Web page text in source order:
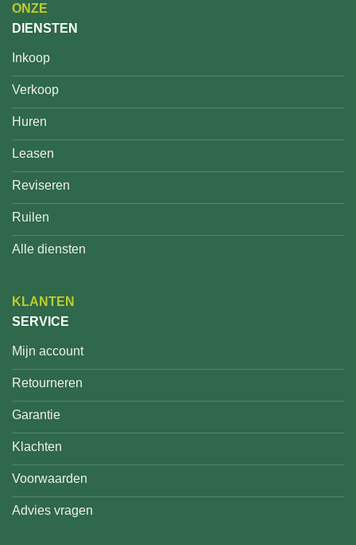
ONZE
DIENSTEN
Inkoop
Verkoop
Huren
Leasen
Reviseren
Ruilen
Alle diensten
KLANTEN
SERVICE
Mijn account
Retourneren
Garantie
Klachten
Voorwaarden
Advies vragen